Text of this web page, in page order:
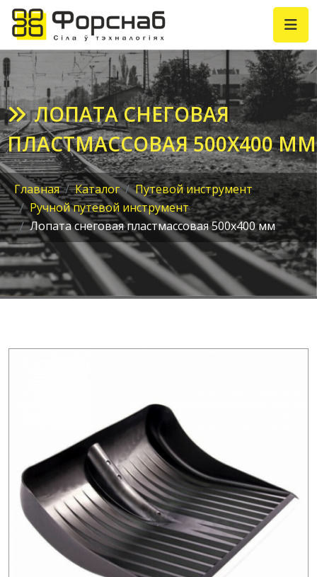
ЛОПАТА СНЕГОВАЯ
ПЛАСТМАССОВАЯ 500Х400 ММ
Главная Каталог
Путевой инструмент
Ручной путевой инструмент
Лопата снеговая пластмассовая 500х400 мм